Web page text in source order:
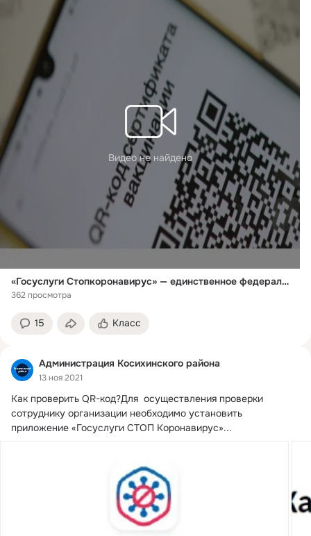
Видео не найдено
«Госуслуги Стопкоронавирус» — единственное федеральное решение для проверки QR-кодов
362 просмотра
15 Класс
Администрация Косихинского района
13 ноя 2021
Как проверить QR-код?⁣Для  осуществления проверки
сотруднику организации необходимо установить
приложение «Госуслуги СТОП Коронавирус»...